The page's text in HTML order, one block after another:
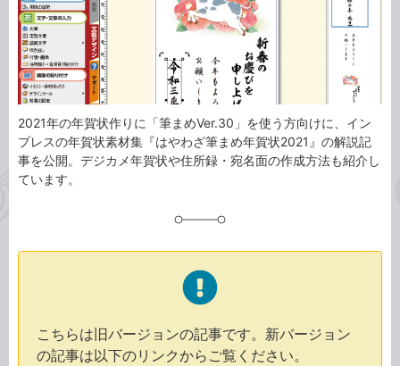
2021年の年賀状作りに「筆まめVer.30」を使う方向けに、イン
プレスの年賀状素材集『はやわざ筆まめ年賀状2021』の解説記
事を公開。デジカメ年賀状や住所録・宛名面の作成方法も紹介し
ています。
こちらは旧バージョンの記事です。新バージョン
の記事は以下のリンクからご覧ください。